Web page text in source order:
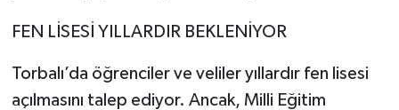
FEN LİSESİ YILLARDIR BEKLENİYOR
Torbalı’da öğrenciler ve veliler yıllardır fen lisesi
açılmasını talep ediyor. Ancak, Milli Eğitim